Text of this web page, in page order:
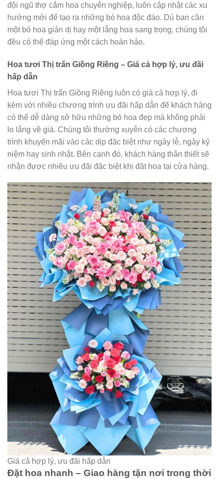
đội ngũ thợ cắm hoa chuyên nghiệp, luôn cập nhật các xu
hướng mới để tạo ra những bó hoa độc đáo. Dù bạn cần
một bó hoa giản dị hay một lẵng hoa sang trọng, chúng tôi
đều có thể đáp ứng một cách hoàn hảo.
Hoa tươi Thị trấn Giồng Riềng – Giá cả hợp lý, ưu đãi
hấp dẫn
Hoa tươi Thị trấn Giồng Riềng luôn có giá cả hợp lý, đi
kèm với nhiều chương trình ưu đãi hấp dẫn để khách hàng
có thể dễ dàng sở hữu những bó hoa đẹp mà không phải
lo lắng về giá. Chúng tôi thường xuyên có các chương
trình khuyến mãi vào các dịp đặc biệt như ngày lễ, ngày kỷ
niệm hay sinh nhật. Bên cạnh đó, khách hàng thân thiết sẽ
nhận được nhiều ưu đãi đặc biệt khi đặt hoa tại cửa hàng.
Giá cả hợp lý, ưu đãi hấp dẫn
Đặt hoa nhanh – Giao hàng tận nơi trong thời